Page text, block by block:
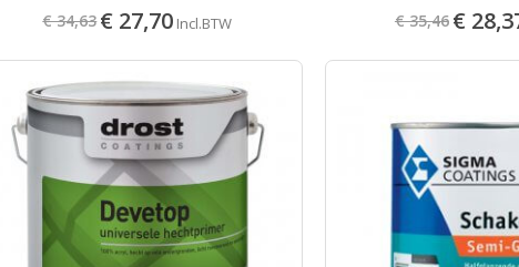
€ 34,63€ 27,70 Incl.BTW
€ 35,46 €